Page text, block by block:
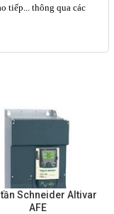
tiếp... thông qua các
tần Schneider Altivar
AFE